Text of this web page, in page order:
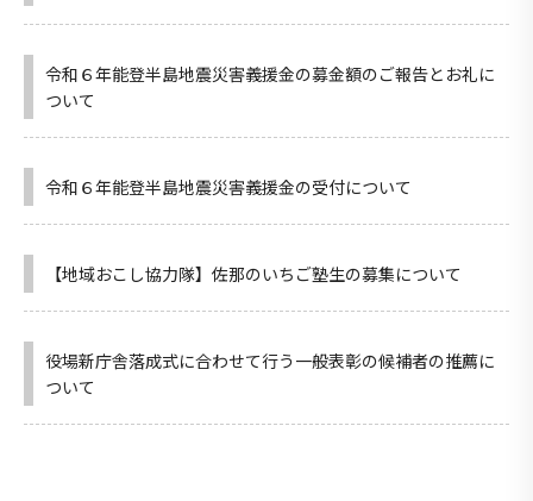
令和６年能登半島地震災害義援金の募金額のご報告とお礼に
ついて
令和６年能登半島地震災害義援金の受付について
【地域おこし協力隊】佐那のいちご塾生の募集について
役場新庁舎落成式に合わせて行う一般表彰の候補者の推薦に
ついて